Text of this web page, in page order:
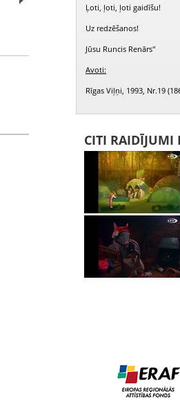
Reiz runcis Renārs (1993-12-06)
Ļoti, ļoti, ļoti gaidīšu!
Uz redzēšanos!
Jūsu Runcis Renārs"
Avoti:
Rīgas Viļņi, 1993, Nr.19
CITI RAIDĪJUMI